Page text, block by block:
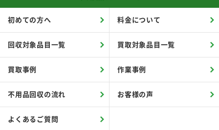
初めての方へ 料金について
回収対象品目一覧 買取対象品目一覧
買取事例 作業事例
不用品回収の流れ お客様の声
よくあるご質問